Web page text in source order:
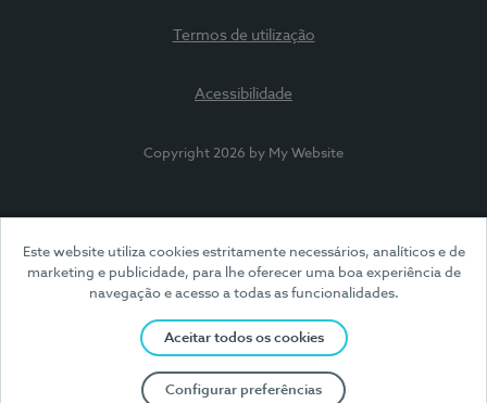
Este website utiliza cookies estritamente necessários, analíticos e de
marketing e publicidade, para lhe oferecer uma boa experiência de
navegação e acesso a todas as funcionalidades.
Aceitar todos os cookies
Configurar preferências
Termos de utilização
Acessibilidade
Copyright 2026 by My Website